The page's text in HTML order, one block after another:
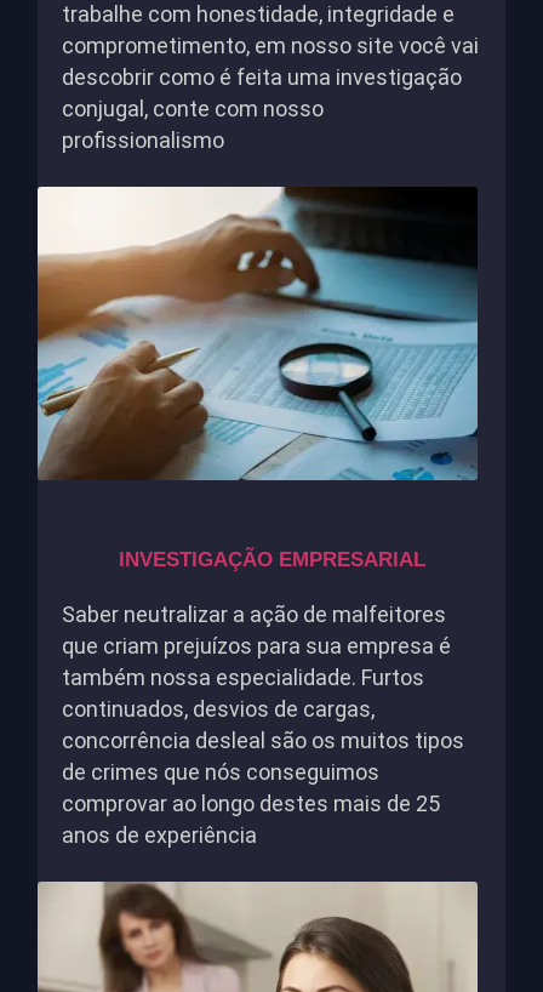
trabalhe com honestidade, integridade e
comprometimento, em nosso site você vai
descobrir como é feita uma investigação
conjugal, conte com nosso
profissionalismo
INVESTIGAÇÃO EMPRESARIAL
Saber neutralizar a ação de malfeitores
que criam prejuízos para sua empresa é
também nossa especialidade. Furtos
continuados, desvios de cargas,
concorrência desleal são os muitos tipos
de crimes que nós conseguimos
comprovar ao longo destes mais de 25
anos de experiência